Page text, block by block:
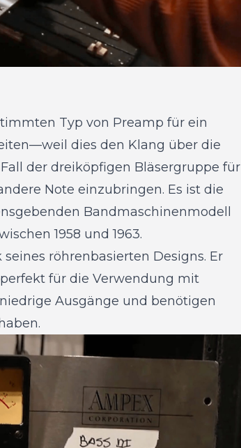
Typ von Preamp für ein
dies den Klang über die
der dreiköpfigen Bläsergruppe für
Note einzubringen. Es ist die
Bandmaschinenmodell
1958 und 1963.
röhrenbasierten Designs. Er
für die Verwendung mit
Ausgänge und benötigen